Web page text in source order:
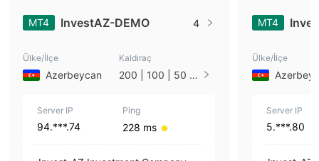
MT4 InvestAZ-DEMO 4
Ülke/İlçe
Azerbeycan
Kaldıraç
200 | 100 | 50 |
Server IP
94.***.74
Ping
228 ms
MT4
Ülke/İlçe
Server IP
5.***.80